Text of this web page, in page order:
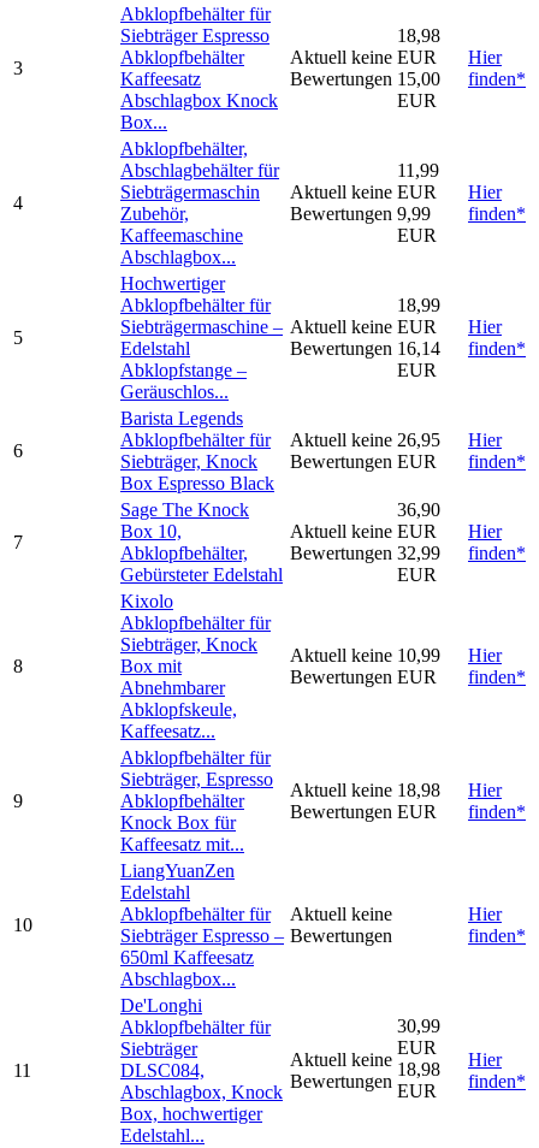
3
Abklopfbehälter für
Siebträger Espresso
Abklopfbehälter
Kaffeesatz
Abschlagbox Knock
Box...
Aktuell keine
Bewertungen
18,98
EUR
15,00
EUR
Hier
finden*
4
Abklopfbehälter,
Abschlagbehälter für
Siebträgermaschin
Zubehör,
Kaffeemaschine
Abschlagbox...
Aktuell keine
Bewertungen
11,99
EUR
9,99
EUR
Hier
finden*
5
Hochwertiger
Abklopfbehälter für
Siebträgermaschine –
Edelstahl
Abklopfstange –
Geräuschlos...
Aktuell keine
Bewertungen
18,99
EUR
16,14
EUR
Hier
finden*
6
Barista Legends
Abklopfbehälter für
Siebträger, Knock
Box Espresso Black
Aktuell keine
Bewertungen
26,95
EUR
Hier
finden*
7
Sage The Knock
Box 10,
Abklopfbehälter,
Gebürsteter Edelstahl
Aktuell keine
Bewertungen
36,90
EUR
32,99
EUR
Hier
finden*
8
Kixolo
Abklopfbehälter für
Siebträger, Knock
Box mit
Abnehmbarer
Abklopfskeule,
Kaffeesatz...
Aktuell keine
Bewertungen
10,99
EUR
Hier
finden*
9
Abklopfbehälter für
Siebträger, Espresso
Abklopfbehälter
Knock Box für
Kaffeesatz mit...
Aktuell keine
Bewertungen
18,98
EUR
Hier
finden*
10
LiangYuanZen
Edelstahl
Abklopfbehälter für
Siebträger Espresso –
650ml Kaffeesatz
Abschlagbox...
Aktuell keine
Bewertungen
Hier
finden*
11
De'Longhi
Abklopfbehälter für
Siebträger
DLSC084,
Abschlagbox, Knock
Box, hochwertiger
Edelstahl...
Aktuell keine
Bewertungen
30,99
EUR
18,98
EUR
Hier
finden*